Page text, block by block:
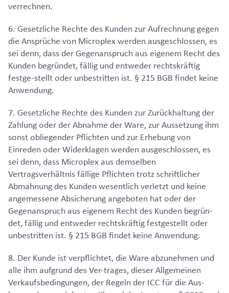
verrechnen.
6. Gesetzliche Rechte des Kunden zur Aufrechnung gegen
die Ansprüche von Microplex werden ausgeschlossen, es
sei denn, dass der Gegenanspruch aus eigenem Recht des
Kunden begründet, fällig und entweder rechtskräftig
festge-stellt oder unbestritten ist. § 215 BGB findet keine
Anwendung.
7. Gesetzliche Rechte des Kunden zur Zurückhaltung der
Zahlung oder der Abnahme der Ware, zur Aussetzung ihm
sonst obliegender Pflichten und zur Erhebung von
Einreden oder Widerklagen werden ausgeschlossen, es
sei denn, dass Microplex aus demselben
Vertragsverhältnis fällige Pflichten trotz schriftlicher
Abmahnung des Kunden wesentlich verletzt und keine
angemessene Absicherung angeboten hat oder der
Gegenanspruch aus eigenem Recht des Kunden begrün-
det, fällig und entweder rechtskräftig festgestellt oder
unbestritten ist. § 215 BGB findet keine Anwendung.
8. Der Kunde ist verpflichtet, die Ware abzunehmen und
alle ihm aufgrund des Ver-trages, dieser Allgemeinen
Verkaufsbedingungen, der Regeln der ICC für die Aus-